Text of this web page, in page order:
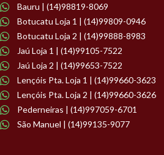
Bauru | (14)98819-8069
Botucatu Loja 1 | (14)99809-0946
Botucatu Loja 2 | (14)99888-8983
Jaú Loja 1 | (14)99105-7522
Jaú Loja 2 | (14)99653-7522
Lençóis Pta. Loja 1 | (14)99660-3623
Lençóis Pta. Loja 2 | (14)99660-3626
Pederneiras | (14)997059-6701
São Manuel | (14)99135-9077